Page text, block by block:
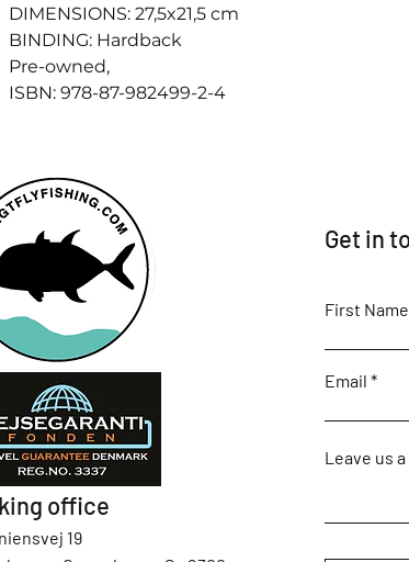
DIMENSIONS: 27,5x21,5 cm
BINDING: Hardback
Pre-owned,
ISBN: 978-87-982499-2-4
office
19
Get in
First Name
Email
Leave us